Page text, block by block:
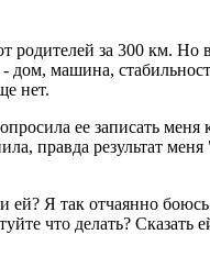
за 300 км. Но
дом, машина,
нет.
ее записать меня
правда результат
ей? Я так отчаянно
что делать? Сказать